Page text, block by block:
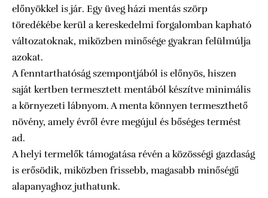
előnyökkel is jár. Egy üveg házi mentás szörp
töredékébe kerül a kereskedelmi forgalomban kapható
változatoknak, miközben minősége gyakran felülmúlja
azokat.
A fenntarthatóság szempontjából is előnyös, hiszen
saját kertben termesztett mentából készítve minimális
a környezeti lábnyom. A menta könnyen termeszthető
növény, amely évről évre megújul és bőséges termést
ad.
A helyi termelők támogatása révén a közösségi gazdaság
is erősödik, miközben frissebb, magasabb minőségű
alapanyaghoz juthatunk.